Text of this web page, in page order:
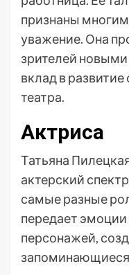
признаны
уважение. Она
зрителей
вклад в развитие
театра.
Актриса
Татьяна
актерский
самые разные
передает
персонажей,